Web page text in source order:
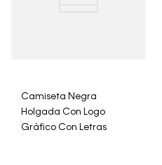
Camiseta Negra
Holgada Con Logo
Gráfico Con Letras